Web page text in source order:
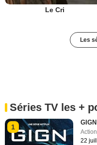
Le Cri
Les
Séries TV les +
1
GIGN
Action
22